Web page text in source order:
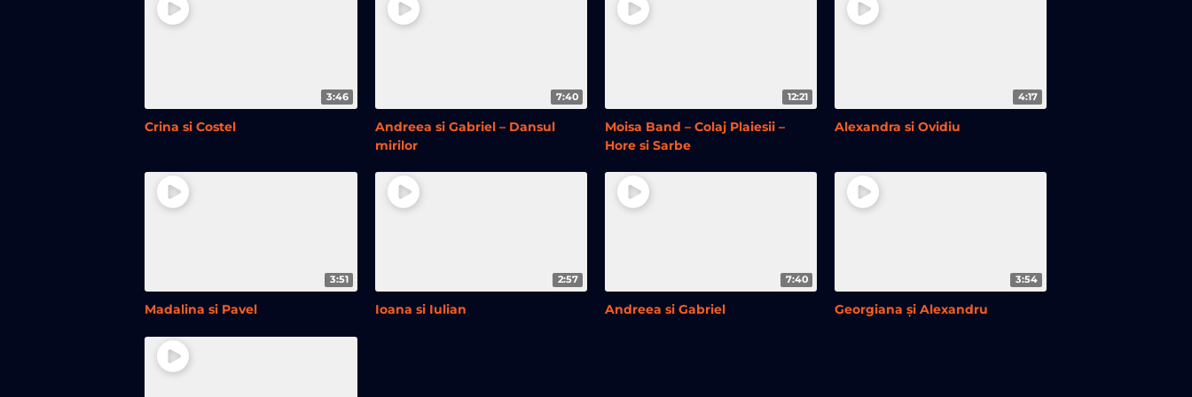
3:46
Crina si Costel
7:40
Andreea si Gabriel – Dansul
mirilor
12:21
Moisa Band – Colaj Plaiesii –
Hore si Sarbe
4:17
Alexandra si Ovidiu
3:51
Madalina si Pavel
2:57
Ioana si Iulian
7:40
Andreea si Gabriel
3:54
Georgiana și Alexandru